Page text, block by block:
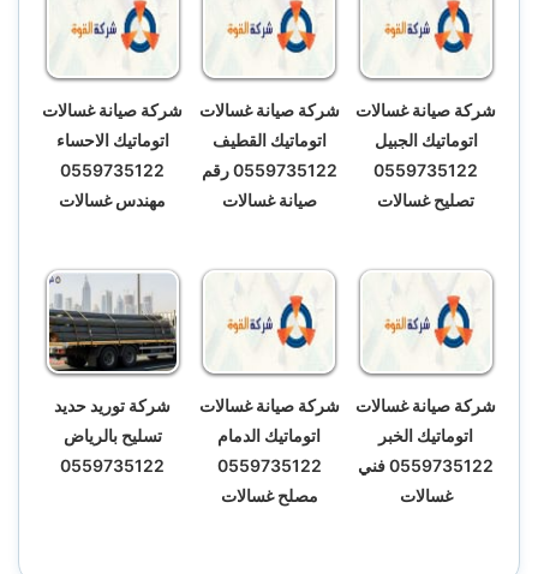
شركة صيانة غسالات
اتوماتيك الجبيل
0559735122
تصليح غسالات
شركة صيانة غسالات
اتوماتيك القطيف
0559735122 رقم
صيانة غسالات
شركة صيانة غسالات
اتوماتيك الاحساء
0559735122
مهندس غسالات
شركة صيانة غسالات
اتوماتيك الخبر
0559735122 فني
غسالات
شركة صيانة غسالات
اتوماتيك الدمام
0559735122
مصلح غسالات
شركة توريد حديد
تسليح بالرياض
0559735122